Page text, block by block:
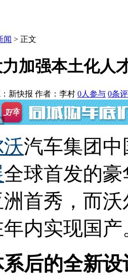
闻 > 正文
加强本土化人
新快报 作者： 李村 0人参与 0条
汽车集团
全球首发的豪
首秀，而
内实现国产
后的全新设